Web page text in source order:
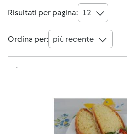
Risultati per pagina: 12
Ordina per: più recente
`